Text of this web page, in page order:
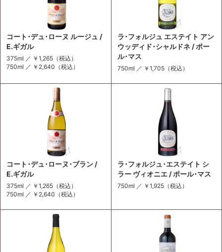
コート･デュ･ローヌ ルージュ /
E.ギガル
375ml ／ ￥1,265 （税込）
750ml ／ ￥2,640 （税込）
ラ･フォルジュ エステイト アン
ウッディド･シャルドネ / ポー
ル･マス
750ml ／ ￥1,705（税込）
コート･デュ･ローヌ･ブラン /
E.ギガル
375ml ／ ￥1,265 （税込）
750ml ／ ￥2,640 （税込）
ラ･フォルジュ･エステイト シ
ラー ヴィオニエ / ポール･マス
750ml ／ ￥1,925（税込）